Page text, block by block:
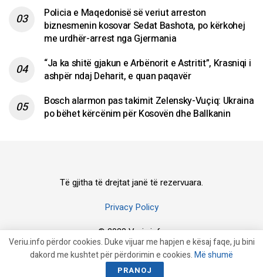
Policia e Maqedonisë së veriut arreston
biznesmenin kosovar Sedat Bashota, po kërkohej
me urdhër-arrest nga Gjermania
“Ja ka shitë gjakun e Arbënorit e Astritit”, Krasniqi i
ashpër ndaj Deharit, e quan paqavër
Bosch alarmon pas takimit Zelensky-Vuçiq: Ukraina
po bëhet kërcënim për Kosovën dhe Ballkanin
Të gjitha të drejtat janë të rezervuara.
Privacy Policy
© 2023 Veriu.info
Veriu.info përdor cookies. Duke vijuar me hapjen e kësaj faqe, ju bini
dakord me kushtet për përdorimin e cookies.Më shumë
PRANOJ